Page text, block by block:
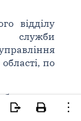
відділу
служби
по